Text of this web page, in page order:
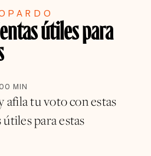
útiles para
00 MIN
afila tu voto con estas
para estas